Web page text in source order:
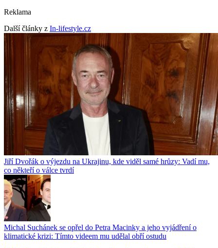
Reklama
Další články z In-lifestyle.cz
Jiří Dvořák o výjezdu na Ukrajinu, kde viděl samé hrůzy: Vadí mu,
co někteří o válce tvrdí
Michal Suchánek se opřel do Petra Macinky a jeho vyjádření o
klimatické krizi: Tímto videem mu udělal obří ostudu